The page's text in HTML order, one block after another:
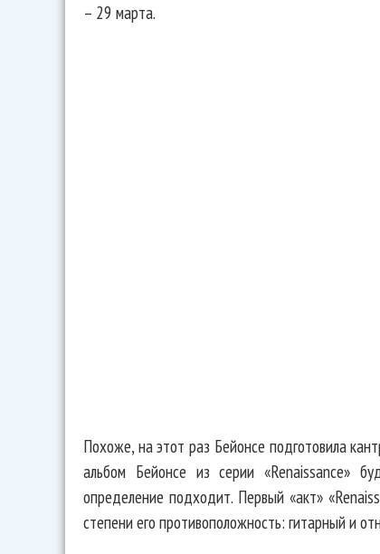
– 29 марта.
Похоже, на этот раз Бейонсе подготовила
альбом Бейонсе из серии «Renaissance»
определение подходит. Первый «акт»
степени его противоположность: гитарный и